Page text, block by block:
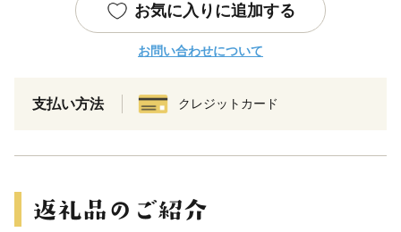
お気に入りに追加する
お問い合わせについて
支払い方法 クレジットカード